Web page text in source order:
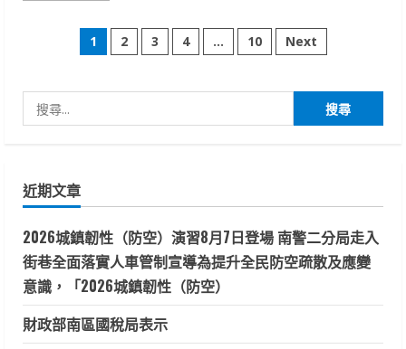
市
北
區
鬧
園
打
造
親
子
共
學
綠
生
活
文
章
分
1 2 3 4 ... 10 Next
尋
字:
近期文章
2026城鎮韌性（防空）演習8月7日登場 南警二分局走入
街巷全面落實人車管制宣導為提升全民防空疏散及應變
意識，「2026城鎮韌性（防空）
財政部南區國稅局表示